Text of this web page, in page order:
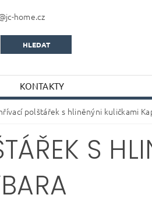
home.cz
KONTAKTY
polštářek s hliněnýni kuličkami
S